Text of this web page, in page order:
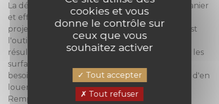
La décolleuse à vapeur est un outil simple à manier
et efficace. Il faut toutefois faire attention aux
projections de vapeur chaude. La décolleuse est
l'outil utilisé par les professionnels. Il offre un
résultat rapide et impeccable. C'est l'idéal pour les
surfaces à détapisser supérieures à 20 m². Pas
besoin d'acheter une décolleuse, il est possible d'en
louer une pour la journée ou le week-end.
Remplissez le réservoir d'eau ou d'eau et de
cookies et vous
donne le contrôle sur
ceux que vous
souhaitez activer
Tout accepter
Tout refuser